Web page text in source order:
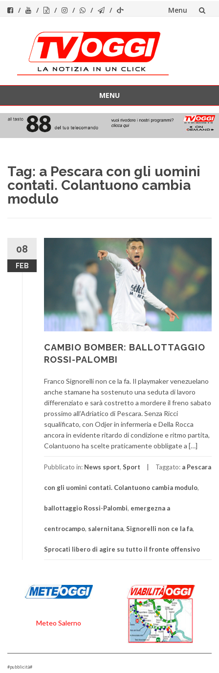
Menu
contenuto
MENU
contenuto
Tag: a Pescara con gli uomini
contati. Colantuono cambia
modulo
08
FEB
CAMBIO BOMBER: BALLOTTAGGIO
ROSSI-PALOMBI
Franco Signorelli non ce la fa. Il playmaker venezuelano
anche stamane ha sostenuto una seduta di lavoro
differenziato e sarà costretto a mordere il freno sabato
prossimo all’Adriatico di Pescara. Senza Ricci
squalificato, con Odjer in infermeria e Della Rocca
ancora in evidente ritardo di condizione e ritmo partita,
Colantuono ha scelte praticamente obbligate a […]
Pubblicato in: News sport, Sport Taggato: a Pescara
con gli uomini contati. Colantuono cambia modulo,
ballottaggio Rossi-Palombi, emergezna a
centrocampo, salernitana, Signorelli non ce la fa,
Sprocati libero di agire su tutto il fronte offensivo
Meteo Salerno
#pubblicità#